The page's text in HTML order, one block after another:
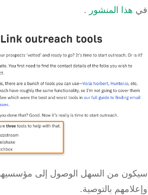
في هذا المنشور .
سيكون من السهل الوصول إلى
وإعلامهم بالتوصية.